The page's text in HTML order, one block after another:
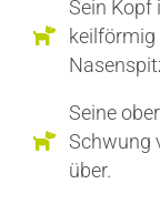
Sein
Seine
Schwung
über.